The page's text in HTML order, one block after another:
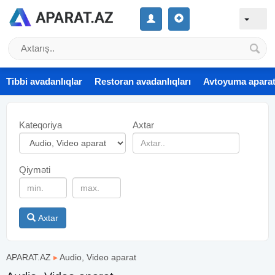
Tibbi avadanlıqlar Restoran avadanlıqları Avtoyuma
Kateqoriya Axtar
Qiyməti
Axtar
APARAT.AZ ▸Audio, Video aparat